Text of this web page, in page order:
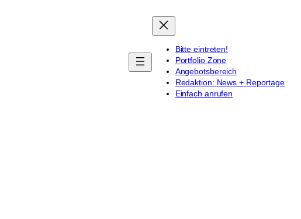
Bitte eintreten!
Portfolio Zone
Angebotsbereich
Redaktion: News + Reportage
Einfach anrufen